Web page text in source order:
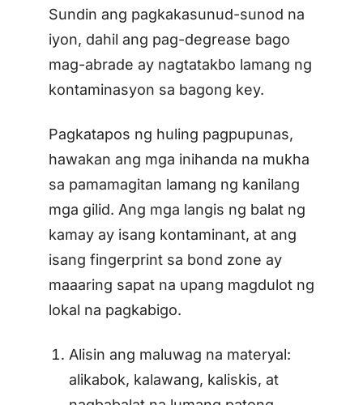
Sundin ang pagkakasunud-sunod na
iyon, dahil ang pag-degrease bago
mag-abrade ay nagtatakbo lamang ng
kontaminasyon sa bagong key.
Pagkatapos ng huling pagpupunas,
hawakan ang mga inihanda na mukha
sa pamamagitan lamang ng kanilang
mga gilid. Ang mga langis ng balat ng
kamay ay isang kontaminant, at ang
isang fingerprint sa bond zone ay
maaaring sapat na upang magdulot ng
lokal na pagkabigo.
Alisin ang maluwag na materyal:
alikabok, kalawang, kaliskis, at